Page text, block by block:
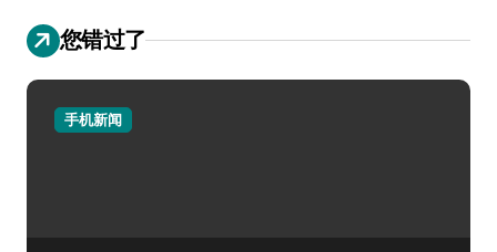
您错过了
手机新闻